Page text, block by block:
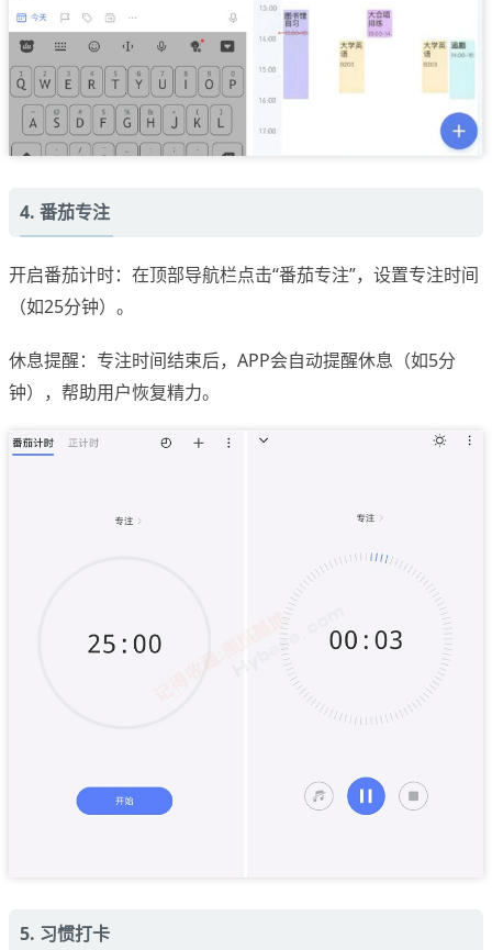
4. 番茄专注
开启番茄计时：在顶部导航栏点击“番茄专注”，设置专注时间
（如25分钟）。
休息提醒：专注时间结束后，APP会自动提醒休息（如5分
钟），帮助用户恢复精力。
5. 习惯打卡